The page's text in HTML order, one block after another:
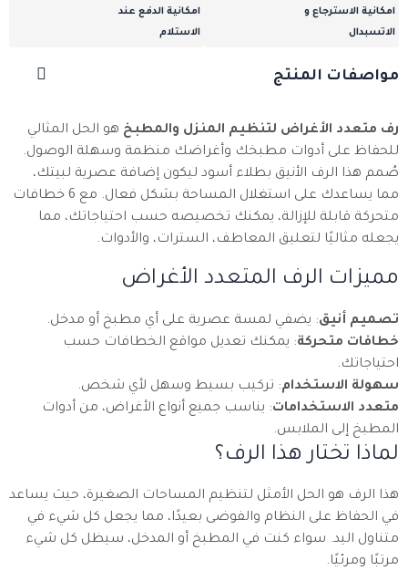
امكانية الاسترجاع و
الاتسبدال
امكانية الدفع عند
الاستلام
مواصفات المنتج
رف متعدد الأغراض لتنظيم المنزل والمطبخ هو الحل المثالي
للحفاظ على أدوات مطبخك وأغراضك منظمة وسهلة الوصول.
صُمم هذا الرف الأنيق بطلاء أسود ليكون إضافة عصرية لبيتك،
مما يساعدك على استغلال المساحة بشكل فعال. مع 6 خطافات
متحركة قابلة للإزالة، يمكنك تخصيصه حسب احتياجاتك، مما
يجعله مثاليًا لتعليق المعاطف، السترات، والأدوات.
مميزات الرف المتعدد الأغراض
تصميم أنيق: يضفي لمسة عصرية على أي مطبخ أو مدخل.
خطافات متحركة: يمكنك تعديل مواقع الخطافات حسب
احتياجاتك.
سهولة الاستخدام: تركيب بسيط وسهل لأي شخص.
متعدد الاستخدامات: يناسب جميع أنواع الأغراض، من أدوات
المطبخ إلى الملابس.
لماذا تختار هذا الرف؟
هذا الرف هو الحل الأمثل لتنظيم المساحات الصغيرة، حيث يساعد
في الحفاظ على النظام والفوضى بعيدًا، مما يجعل كل شيء في
متناول اليد. سواء كنت في المطبخ أو المدخل، سيظل كل شيء
مرتبًا ومرئيًا.